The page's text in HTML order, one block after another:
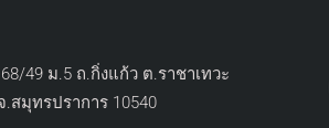
49 ม.5 ถ.กิ่งแก้ว ต.ราชาเทวะ
.สมุทรปราการ 10540